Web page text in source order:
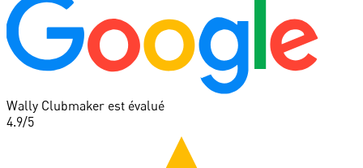
Wally Clubmaker est évalué
4.9/5